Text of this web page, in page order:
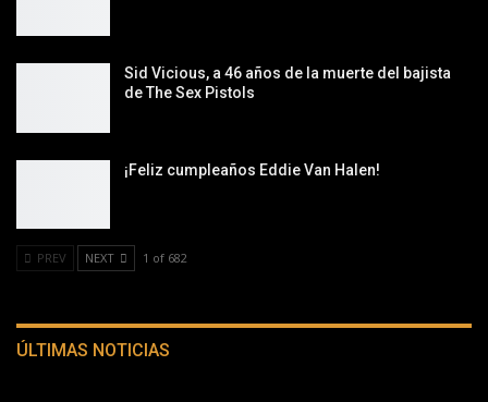
Sid Vicious, a 46 años de la muerte del bajista
de The Sex Pistols
¡Feliz cumpleaños Eddie Van Halen!
PREV NEXT 1 of 682
ÚLTIMAS NOTICIAS